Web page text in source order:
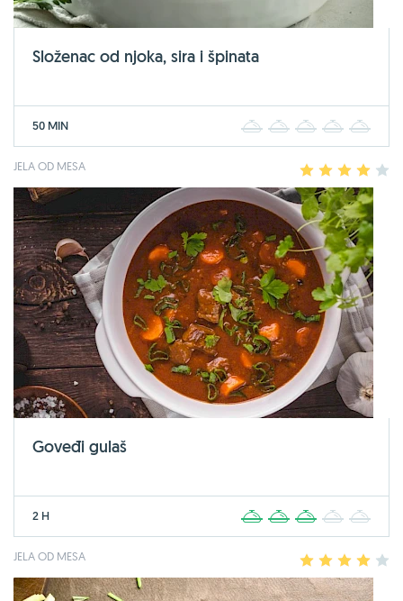
Složenac od njoka, sira i špinata
50 MIN 2 3 4
JELA OD MESA 2 3 4
Goveđi gulaš
2 H 2 3 4
JELA OD MESA 2 3 4